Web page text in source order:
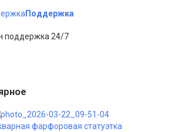
Поддержка
поддержка 24/7
фарфоровая статуэтка